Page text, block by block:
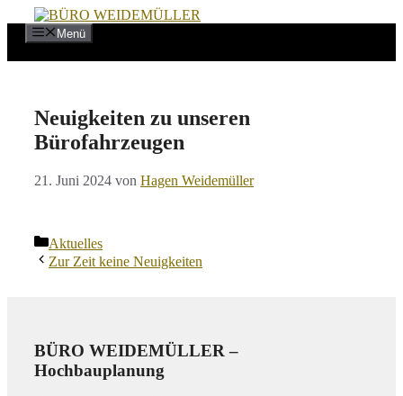
Inhalt
springen
Menü
Neuigkeiten zu unseren
Bürofahrzeugen
21. Juni 2024 von Hagen Weidemüller
Kategorien
Aktuelles
Zur Zeit keine Neuigkeiten
BÜRO WEIDEMÜLLER –
Hochbauplanung